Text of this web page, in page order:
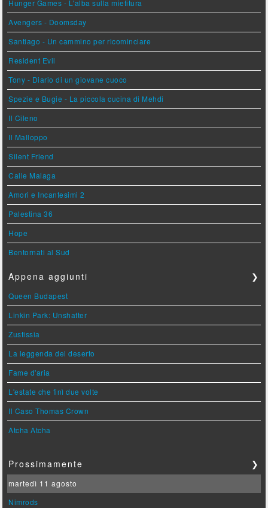
Hunger Games - L'alba sulla mietitura
Avengers - Doomsday
Santiago - Un cammino per ricominciare
Resident Evil
Tony - Diario di un giovane cuoco
Spezie e Bugie - La piccola cucina di Mehdi
Il Cileno
Il Malloppo
Silent Friend
Calle Malaga
Amori e Incantesimi 2
Palestina 36
Hope
Bentornati al Sud
Appena aggiunti ❯
Queen Budapest
Linkin Park: Unshatter
Zustissia
La leggenda del deserto
Fame d'aria
L'estate che finì due volte
Il Caso Thomas Crown
Atcha Atcha
Prossimamente ❯
martedì 11 agosto
Nimrods